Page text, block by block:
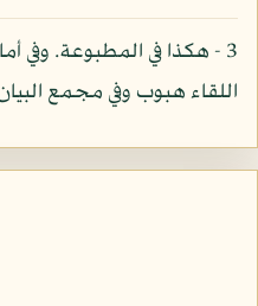
اللقاء هبوب وفي مجمع